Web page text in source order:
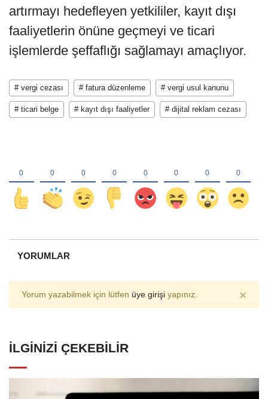
artırmayı hedefleyen yetkililer, kayıt dışı
faaliyetlerin önüne geçmeyi ve ticari
işlemlerde şeffaflığı sağlamayı amaçlıyor.
# vergi cezası # fatura düzenleme # vergi usul kanunu
# ticari belge # kayıt dışı faaliyetler # dijital reklam cezası
YORUMLAR
Yorum yazabilmek için lütfen üye girişi yapınız. ×
İLGINIZI ÇEKEBILIR